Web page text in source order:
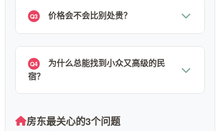
Q3 价格会不会比别处贵？
Q4
为什么总能找到小众又高级的民
宿？
房东最关心的3个问题